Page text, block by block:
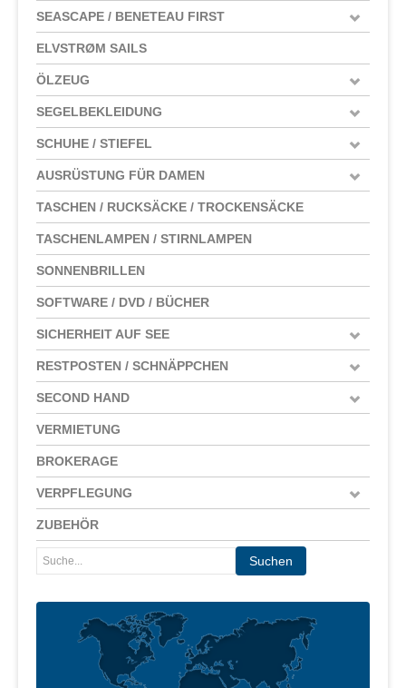
SEASCAPE / BENETEAU FIRST
ELVSTRØM SAILS
ÖLZEUG
SEGELBEKLEIDUNG
SCHUHE / STIEFEL
AUSRÜSTUNG FÜR DAMEN
TASCHEN / RUCKSÄCKE / TROCKENSÄCKE
TASCHENLAMPEN / STIRNLAMPEN
SONNENBRILLEN
SOFTWARE / DVD / BÜCHER
SICHERHEIT AUF SEE
RESTPOSTEN / SCHNÄPPCHEN
SECOND HAND
VERMIETUNG
BROKERAGE
VERPFLEGUNG
ZUBEHÖR